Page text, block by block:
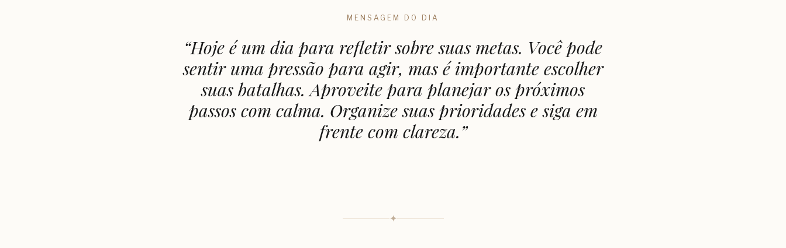
MENSAGEM DO DIA
“Hoje é um dia para refletir sobre suas metas. Você pode
sentir uma pressão para agir, mas é importante escolher
suas batalhas. Aproveite para planejar os próximos
passos com calma. Organize suas prioridades e siga em
frente com clareza.”
✦